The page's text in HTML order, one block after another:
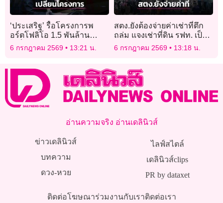
‘ประเสริฐ’ รื้อโครงการพ
อร์ตโฟลิโอ 1.5 พันล้าน
เปลี่ยนร่างทีโอาร์ใหม่ มุ่งยก
ระดับคุณภาพผู้เรีย-เอไอ
6 กรกฎาคม 2569 13:21 น.
สตง.ยังต้องจ่ายค่าเช่าที่ตึก
ถล่ม แจงเช่าที่ดิน รฟท. เป็น
งบผูกพัน 15 ปี
6 กรกฎาคม 2569 13:18 น.
อ่านความจริง อ่านเดลินิวส์
ข่าวเดลินิวส์
บทความ
ดวง-หวย
ไลฟ์สไตล์
เดลินิวส์clips
PR by dataxet
ติดต่อโฆษณาร่วมงานกับเราติดต่อเรา